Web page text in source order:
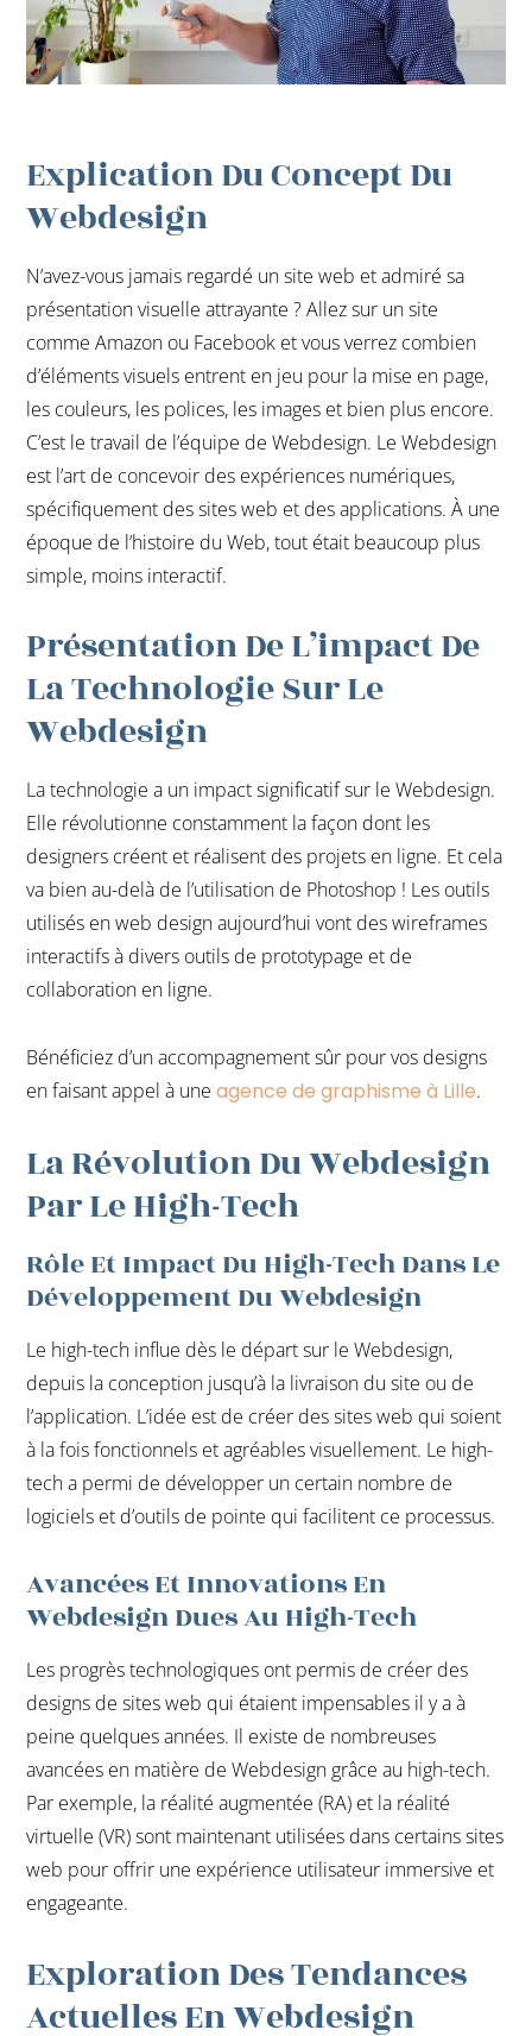
Explication Du Concept Du
Webdesign
N’avez-vous jamais regardé un site web et admiré sa
présentation visuelle attrayante ? Allez sur un site
comme Amazon ou Facebook et vous verrez combien
d’éléments visuels entrent en jeu pour la mise en page,
les couleurs, les polices, les images et bien plus encore.
C’est le travail de l’équipe de Webdesign. Le Webdesign
est l’art de concevoir des expériences numériques,
spécifiquement des sites web et des applications. À une
époque de l’histoire du Web, tout était beaucoup plus
simple, moins interactif.
Présentation De L’impact De
La Technologie Sur Le
Webdesign
La technologie a un impact significatif sur le Webdesign.
Elle révolutionne constamment la façon dont les
designers créent et réalisent des projets en ligne. Et cela
va bien au-delà de l’utilisation de Photoshop ! Les outils
utilisés en web design aujourd’hui vont des wireframes
interactifs à divers outils de prototypage et de
collaboration en ligne.
Bénéficiez d’un accompagnement sûr pour vos designs
en faisant appel à uneagence de graphisme à Lille.
La Révolution Du Webdesign
Par Le High-Tech
Rôle Et Impact Du High-Tech Dans Le
Développement Du Webdesign
Le high-tech influe dès le départ sur le Webdesign,
depuis la conception jusqu’à la livraison du site ou de
l’application. L’idée est de créer des sites web qui soient
à la fois fonctionnels et agréables visuellement. Le high-
tech a permi de développer un certain nombre de
logiciels et d’outils de pointe qui facilitent ce processus.
Avancées Et Innovations En
Webdesign Dues Au High-Tech
Les progrès technologiques ont permis de créer des
designs de sites web qui étaient impensables il y a à
peine quelques années. Il existe de nombreuses
avancées en matière de Webdesign grâce au high-tech.
Par exemple, la réalité augmentée (RA) et la réalité
virtuelle (VR) sont maintenant utilisées dans certains sites
web pour offrir une expérience utilisateur immersive et
engageante.
Exploration Des Tendances
Actuelles En Webdesign